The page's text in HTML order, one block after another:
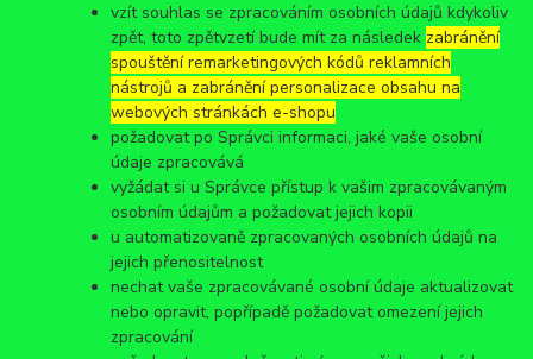
vzít souhlas se zpracováním osobních údajů kdykoliv
zpět, toto zpětvzetí bude mít za následek zabránění
spouštění remarketingových kódů reklamních
nástrojů a zabránění personalizace obsahu na
webových stránkách e-shopu
požadovat po Správci informaci, jaké vaše osobní
údaje zpracovává
vyžádat si u Správce přístup k vašim zpracovávaným
osobním údajům a požadovat jejich kopii
u automatizovaně zpracovaných osobních údajů na
jejich přenositelnost
nechat vaše zpracovávané osobní údaje aktualizovat
nebo opravit, popřípadě požadovat omezení jejich
zpracování